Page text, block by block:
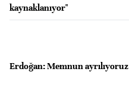
kaynaklanıyor"
Erdoğan: Memnun ayrılıyoruz